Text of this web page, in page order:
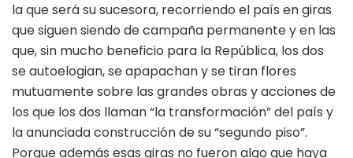
la que será su sucesora, recorriendo el país en giras
que siguen siendo de campaña permanente y en las
que, sin mucho beneficio para la República, los dos
se autoelogian, se apapachan y se tiran flores
mutuamente sobre las grandes obras y acciones de
los que los dos llaman “la transformación” del país y
la anunciada construcción de su “segundo piso”.
Porque además esas giras no fueron algo que haya